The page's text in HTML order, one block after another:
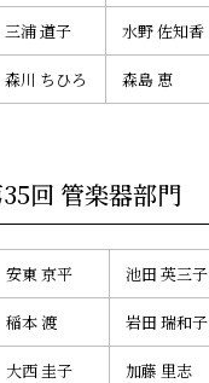
三浦 道子 水野 佐知香
森川 ちひろ 森島 恵
回 管楽器部門
安東 京平 池田 英三子
稲本 渡 岩田 瑞和子
大西 圭子 加藤 里志